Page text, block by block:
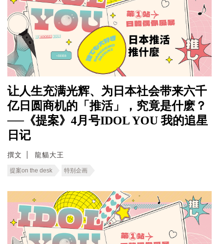
让人生充满光辉、为日本社会带来六千
亿日圆商机的「推活」，究竟是什麽？
──《提案》4月号IDOL YOU 我的追星
日记
撰文 龍貓大王
提案on the desk 特别企画